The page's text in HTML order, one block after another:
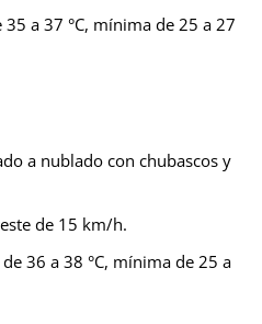
a 37 °C, mínima de 25 a 27
a nublado con chubascos y
de 15 km/h.
de 36 a 38 °C, mínima de 25 a